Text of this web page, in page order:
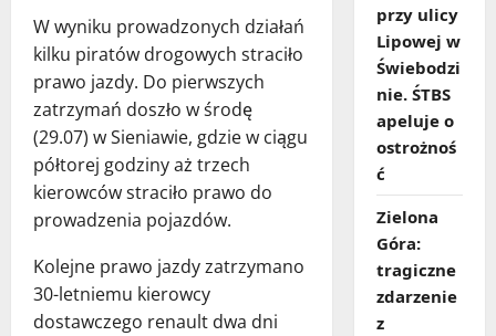
W wyniku prowadzonych działań
kilku piratów drogowych straciło
prawo jazdy. Do pierwszych
zatrzymań doszło w środę
(29.07) w Sieniawie, gdzie w ciągu
półtorej godziny aż trzech
kierowców straciło prawo do
prowadzenia pojazdów.
Kolejne prawo jazdy zatrzymano
30-letniemu kierowcy
dostawczego renault dwa dni
przy ulicy
Lipowej w
Świebodzi
nie. ŚTBS
apeluje o
ostrożnoś
ć
Zielona
Góra:
tragiczne
zdarzenie
z